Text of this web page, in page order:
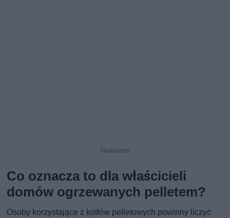
Co oznacza to dla właścicieli
domów ogrzewanych pelletem?
Osoby korzystające z kotłów pelletowych powinny liczyć